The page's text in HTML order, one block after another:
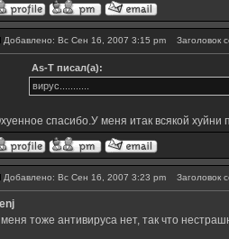
Добавлено: Вс Сен 16, 2007 3:15 pm Заголовок
As-T писал(а):
вирус...........
спасибо.У меня итак всякой хуйни
Добавлено: Вс Сен 16, 2007 3:23 pm Заголовок
тоже антивируса нет, так что